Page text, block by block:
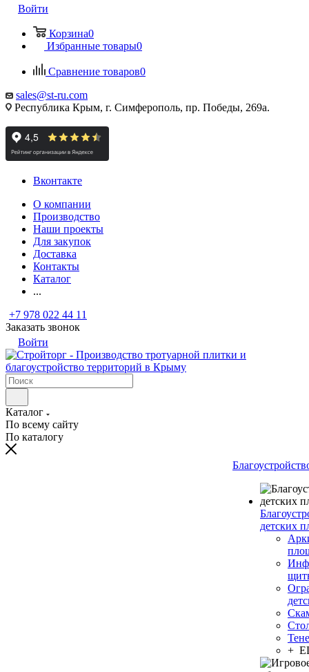
Войти
Корзина0
Избранные товары0
Сравнение товаров0
sales@st-ru.com
Республика Крым, г. Симферополь, пр. Победы, 269а.
Вконтакте
О компании
Производство
Наши проекты
Для закупок
Доставка
Контакты
Каталог
...
+7 978 022 44 11
Заказать звонок
Войти
Каталог
По всему сайту
По каталогу
детских
+